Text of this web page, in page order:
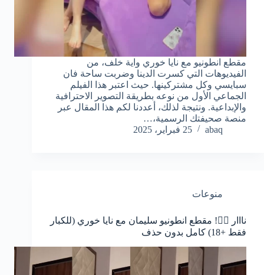
مقطع انطونيو مع نايا خوري واية خلف، من
الفيديوهات التي كسرت الدينا وضربت ساحة فان
سبايسي وكل مشتركينها. حيث اعتبر هذا الفيلم
الجماعي الأول من نوعه بطريقة التصوير الاحترافية
والإبداعية. ونتيجة لذلك، أعددنا لكم هذا المقال عبر
منصة صحيفتك الرسمية،…
abaq
25 فبراير، 2025
منوعات
نااار ❤️‍🔥! مقطع انطونيو سليمان مع نايا خوري (للكبار
فقط +18) كامل بدون حذف